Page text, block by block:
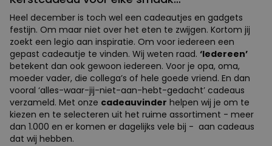
Heel december is toch wel een cadeautjes en gadgets
festijn. Om maar niet over het eten te zwijgen. Kortom jij
zoekt een legio aan inspiratie. Om voor iedereen een
gepast cadeautje te vinden. Wij weten raad. ‘Iedereen’
betekent dan ook gewoon iedereen. Voor je opa, oma,
moeder vader, die collega’s of hele goede vriend. En dan
vooral ‘alles-waar-jij-niet-aan-hebt-gedacht’ cadeaus
verzameld. Met onze cadeauvinder helpen wij je om te
kiezen en te selecteren uit het ruime assortiment - meer
dan 1.000 en er komen er dagelijks vele bij - aan cadeaus
dat wij hebben.
MARKETING OVERIGE